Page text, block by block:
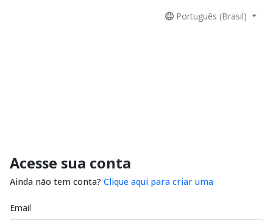
Português (Brasil)
Acesse sua conta
Ainda não tem conta? Clique aqui para criar uma
Email